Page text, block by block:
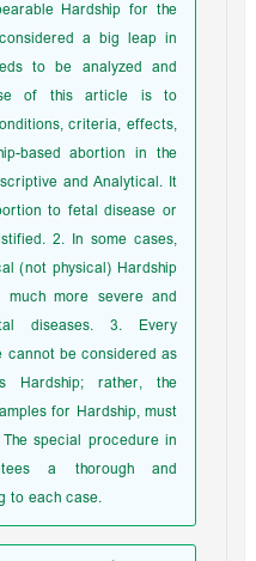
Hardship for the
a big leap in
to be analyzed and
of this article is to
criteria, effects,
based abortion in the
and Analytical. It
to fetal disease or
2. In some cases,
(not physical) Hardship
much more severe and
diseases. 3. Every
cannot be considered as
rather, the
for Hardship, must
special procedure in
a thorough and
to each case.